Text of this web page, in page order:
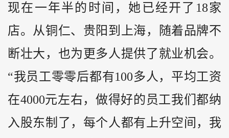
现在一年半的时间，她已经开了18家
店。从铜仁、贵阳到上海，随着品牌不
断壮大，也为更多人提供了就业机会。
“我员工零零后都有100多人，平均工资
在4000元左右，做得好的员工我们都纳
入股东制了，每个人都有上升空间，我